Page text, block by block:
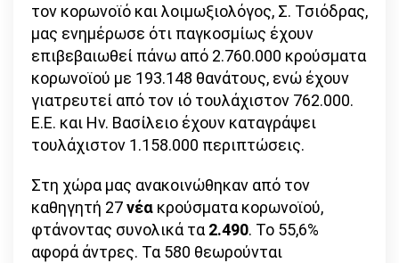
ήρθε
στιγμή
να
τον κορωνοϊό και λοιμωξιολόγος, Σ. Τσιόδρας,
μας ενημέρωσε ότι παγκοσμίως έχουν
επιβεβαιωθεί πάνω από 2.760.000 κρούσματα
κορωνοϊού με 193.148 θανάτους, ενώ έχουν
γιατρευτεί από τον ιό τουλάχιστον 762.000.
Ε.Ε. και Ην. Βασίλειο έχουν καταγράψει
τουλάχιστον 1.158.000 περιπτώσεις.
Στη χώρα μας ανακοινώθηκαν από τον
καθηγητή 27νέα κρούσματα κορωνοϊού,
φτάνοντας συνολικά τα2.490. Το 55,6%
αφορά άντρες. Τα 580 θεωρούνται